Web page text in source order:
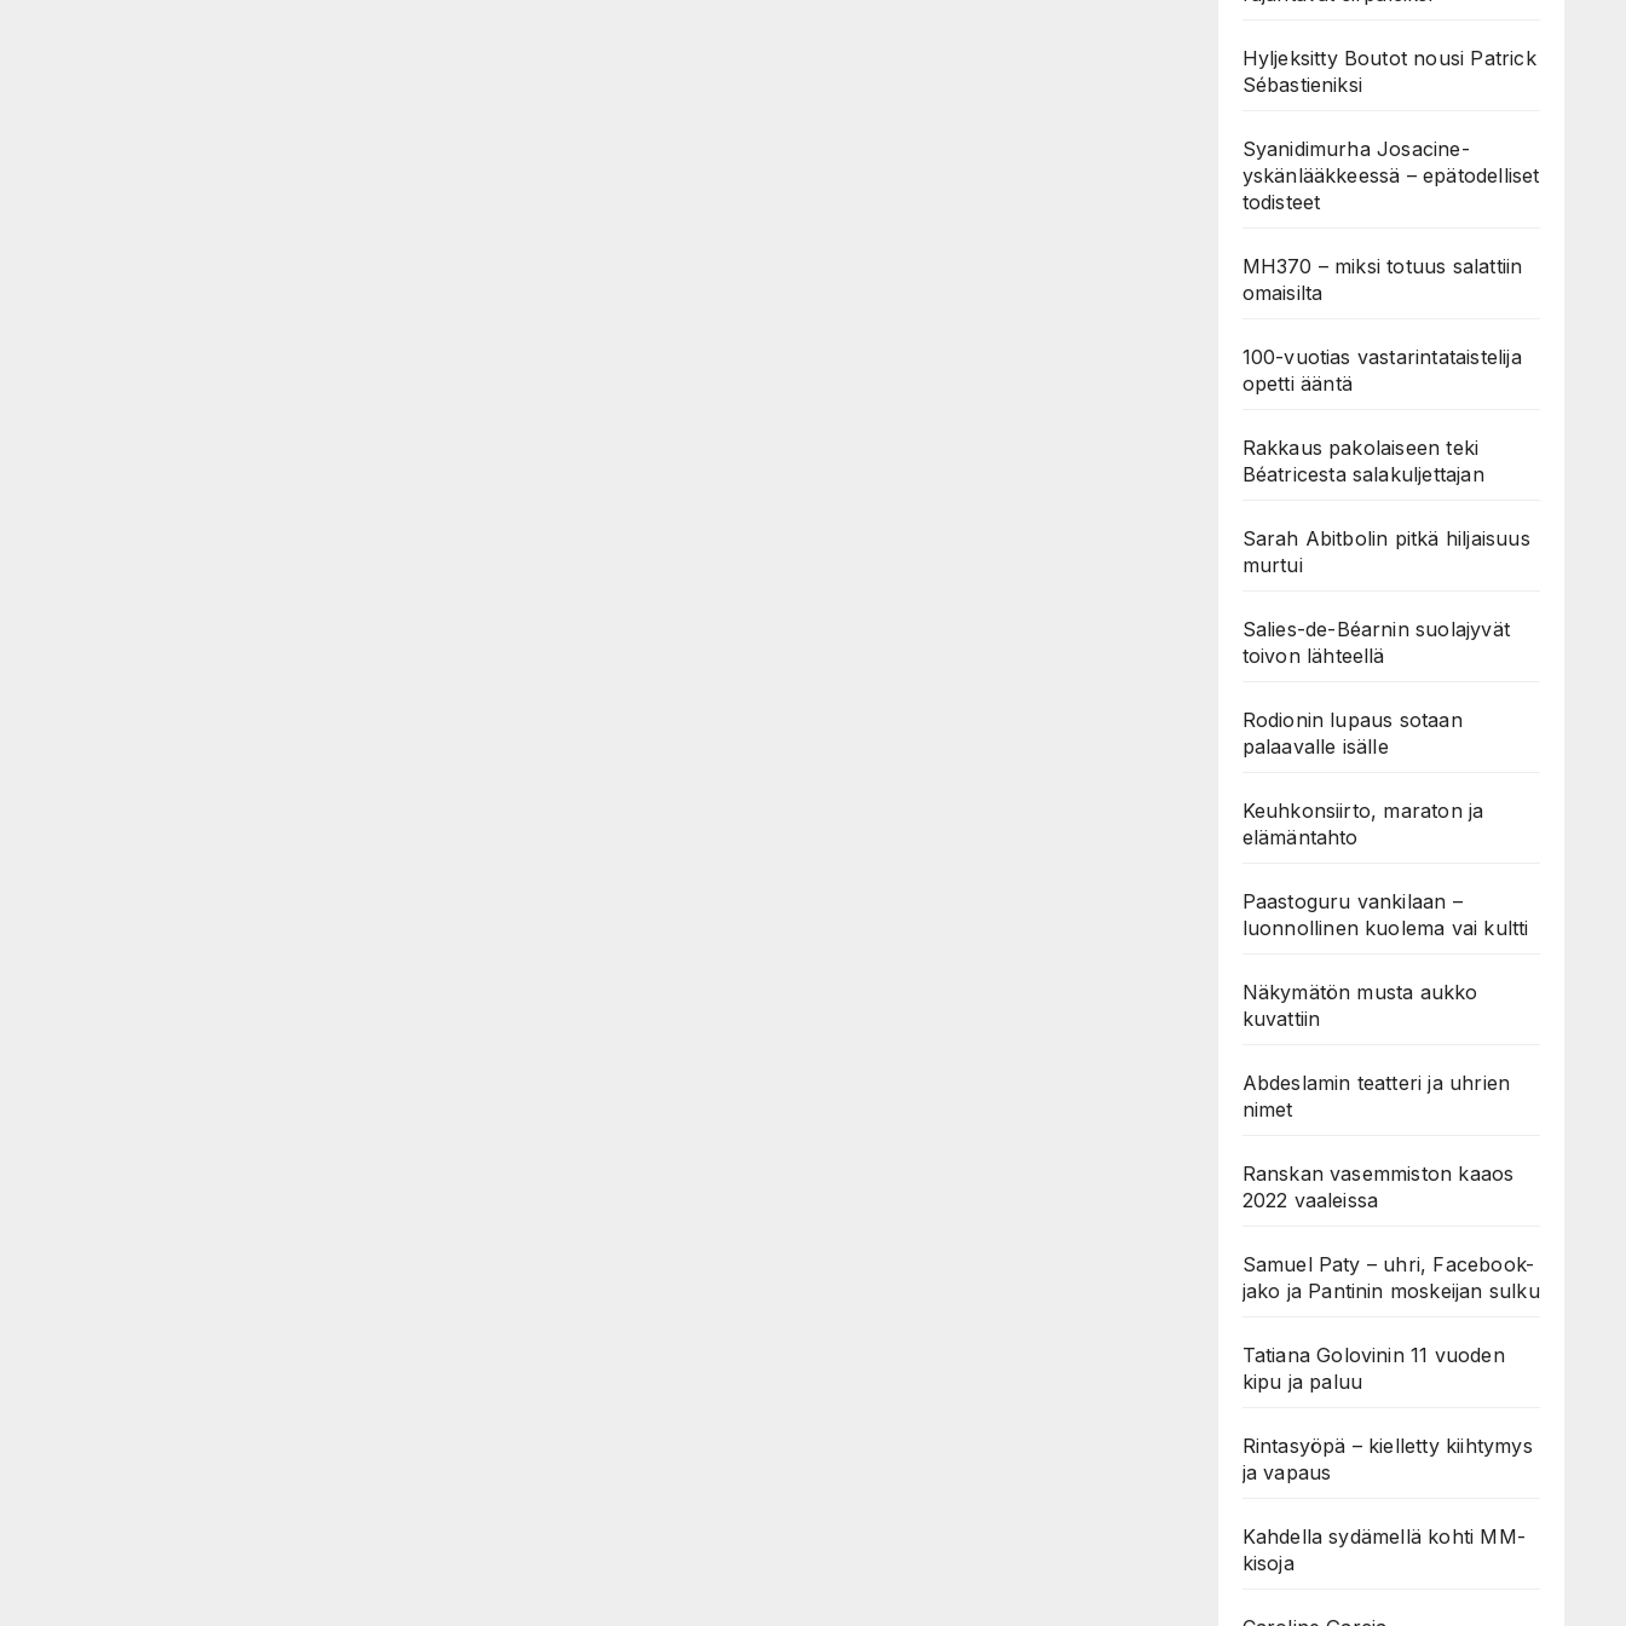
Hyljeksitty Boutot nousi Patrick
Sébastieniksi
Syanidimurha Josacine-
yskänlääkkeessä – epätodelliset
todisteet
MH370 – miksi totuus salattiin
omaisilta
100-vuotias vastarintataistelija
opetti ääntä
Rakkaus pakolaiseen teki
Béatricesta salakuljettajan
Sarah Abitbolin pitkä hiljaisuus
murtui
Salies-de-Béarnin suolajyvät
toivon lähteellä
Rodionin lupaus sotaan
palaavalle isälle
Keuhkonsiirto, maraton ja
elämäntahto
Paastoguru vankilaan –
luonnollinen kuolema vai kultti
Näkymätön musta aukko
kuvattiin
Abdeslamin teatteri ja uhrien
nimet
Ranskan vasemmiston kaaos
2022 vaaleissa
Samuel Paty – uhri, Facebook-
jako ja Pantinin moskeijan sulku
Tatiana Golovinin 11 vuoden
kipu ja paluu
Rintasyöpä – kielletty kiihtymys
ja vapaus
Kahdella sydämellä kohti MM-
kisoja